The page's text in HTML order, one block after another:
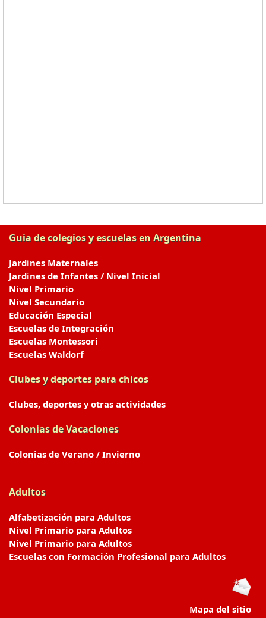
Guia de colegios y escuelas en Argentina
Jardines Maternales
Jardines de Infantes / Nivel Inicial
Nivel Primario
Nivel Secundario
Educación Especial
Escuelas de Integración
Escuelas Montessori
Escuelas Waldorf
Clubes y deportes para chicos
Clubes, deportes y otras actividades
Colonias de Vacaciones
Colonias de Verano / Invierno
Adultos
Alfabetización para Adultos
Nivel Primario para Adultos
Nivel Primario para Adultos
Escuelas con Formación Profesional para Adultos
Mapa del sitio